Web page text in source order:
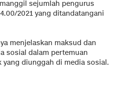
sejumlah pengurus
2021 yang ditandatangani
menjelaskan maksud dan
sosial dalam pertemuan
diunggah di media sosial.